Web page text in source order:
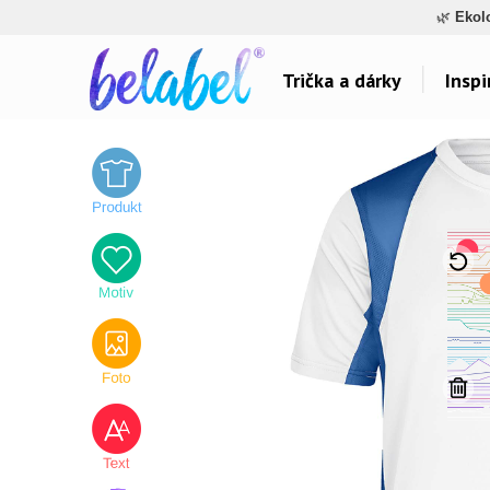
🌿
Trička a dárky
Dárky pro..
Dárky pro maminku
Dárky pro ségru
Dárky pro tátu
Dárky pro bráchu
Dárky pro partnera
Dárky pro partnerku
Inspirace na
Láska
Sport a auta
Dětské
Hlášky
Humor
Hudba & Film
Autorská grafika
Vše..